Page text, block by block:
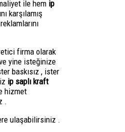
ile hem ip
karşılamış
firma olarak
yine isteğinize
baskısız , ister
ip saplı kraft
hizmet
.
ulaşabilirsiniz .